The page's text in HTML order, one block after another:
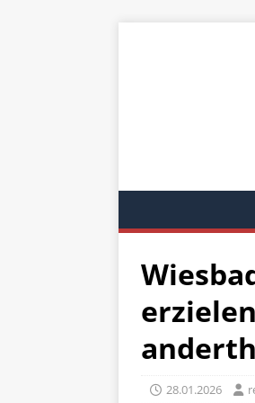
28.01.2026